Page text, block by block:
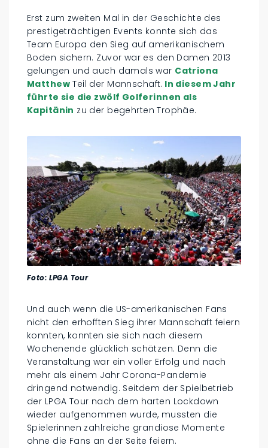
Erst zum zweiten Mal in der Geschichte des
prestigeträchtigen Events konnte sich das
Team Europa den Sieg auf amerikanischem
Boden sichern. Zuvor war es den Damen 2013
gelungen und auch damals war Catriona
MatthewTeil der Mannschaft. In diesem Jahr
führte sie die zwölf Golferinnen als
Kapitänin zu der begehrten Trophäe.
Foto: LPGA Tour
Und auch wenn die US-amerikanischen Fans
nicht den erhofften Sieg ihrer Mannschaft feiern
konnten, konnten sie sich nach diesem
Wochenende glücklich schätzen. Denn die
Veranstaltung war ein voller Erfolg und nach
mehr als einem Jahr Corona-Pandemie
dringend notwendig. Seitdem der Spielbetrieb
der LPGA Tour nach dem harten Lockdown
wieder aufgenommen wurde, mussten die
Spielerinnen zahlreiche grandiose Momente
ohne die Fans an der Seite feiern.